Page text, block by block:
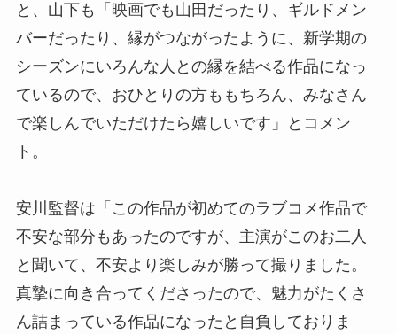
と、山下も「映画でも山田だったり、ギルドメン
バーだったり、縁がつながったように、新学期の
シーズンにいろんな人との縁を結べる作品になっ
ているので、おひとりの方ももちろん、みなさん
で楽しんでいただけたら嬉しいです」とコメン
ト。
安川監督は「この作品が初めてのラブコメ作品で
不安な部分もあったのですが、主演がこのお二人
と聞いて、不安より楽しみが勝って撮りました。
真摯に向き合ってくださったので、魅力がたくさ
ん詰まっている作品になったと自負しておりま